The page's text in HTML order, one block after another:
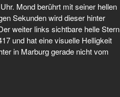
Mond berührt mit seiner hellen
Sekunden wird dieser hinter
weiter links sichtbare helle Stern
und hat eine visuelle Helligkeit
in Marburg gerade nicht vom